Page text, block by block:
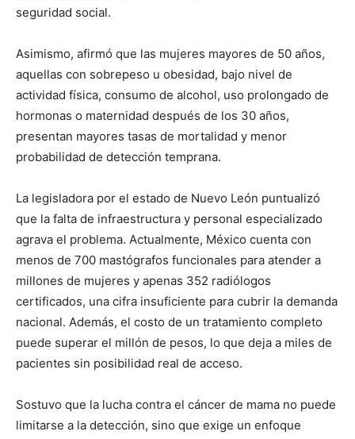
seguridad social.
Asimismo, afirmó que las mujeres mayores de 50 años,
aquellas con sobrepeso u obesidad, bajo nivel de
actividad física, consumo de alcohol, uso prolongado de
hormonas o maternidad después de los 30 años,
presentan mayores tasas de mortalidad y menor
probabilidad de detección temprana.
La legisladora por el estado de Nuevo León puntualizó
que la falta de infraestructura y personal especializado
agrava el problema. Actualmente, México cuenta con
menos de 700 mastógrafos funcionales para atender a
millones de mujeres y apenas 352 radiólogos
certificados, una cifra insuficiente para cubrir la demanda
nacional. Además, el costo de un tratamiento completo
puede superar el millón de pesos, lo que deja a miles de
pacientes sin posibilidad real de acceso.
Sostuvo que la lucha contra el cáncer de mama no puede
limitarse a la detección, sino que exige un enfoque